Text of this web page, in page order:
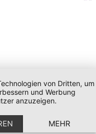
von Dritten, um
und Werbung
anzuzeigen.
MEHR